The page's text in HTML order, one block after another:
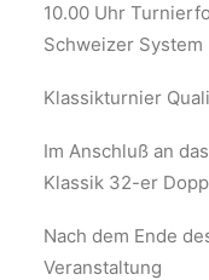
10.00 Uhr
Schweizer System
Klassikturnier
Im Anschluß an
Klassik 32-er
Nach dem Ende
Veranstaltung